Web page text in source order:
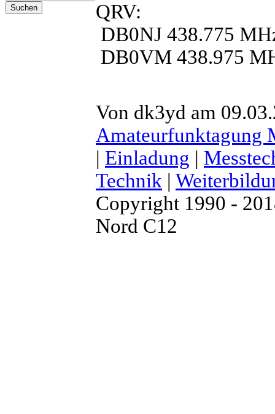
QRV:
DB0NJ 438.775
DB0VM 438.975
Von dk3yd am
Amateurfunktagung
| Einladung |
Technik |
Copyright 1990 -
Nord C12